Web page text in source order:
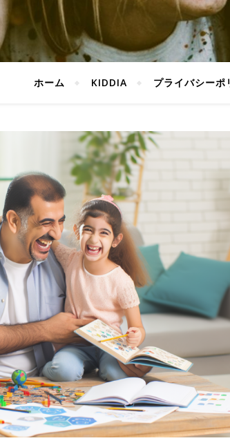
ホーム KIDDIA プライバシーポ